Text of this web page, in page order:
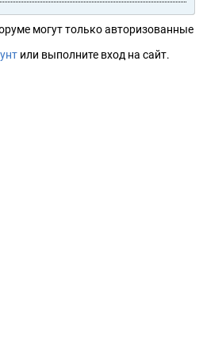
могут только авторизованные
или выполните вход на сайт.